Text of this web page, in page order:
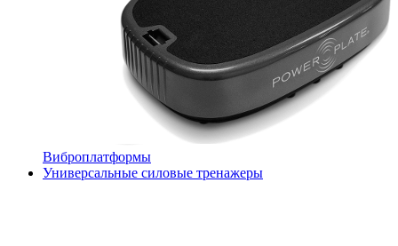
Виброплатформы
Универсальные силовые тренажеры